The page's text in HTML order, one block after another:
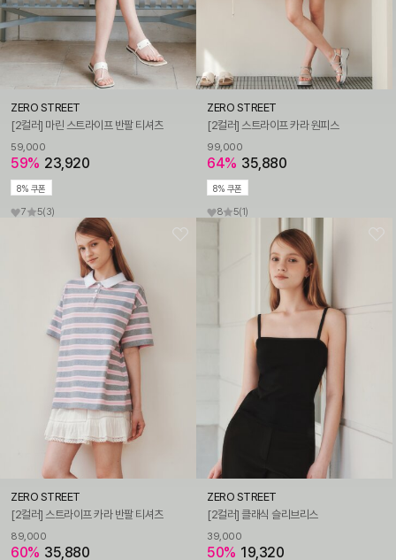
ZERO STREET
[2컬러] 마린 스트라이프 반팔 티셔츠
59,000
59% 23,920
8% 쿠폰
7 5(3)
ZERO STREET
[2컬러] 스트라이프 카라 원피스
99,000
64% 35,880
8% 쿠폰
8 5(1)
ZERO STREET
[2컬러] 스트라이프 카라 반팔 티셔츠
89,000
60% 35,880
ZERO STREET
[2컬러] 클래식 슬리브리스
39,000
50% 19,320